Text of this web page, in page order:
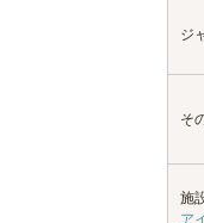
ジ
そ
施
ア